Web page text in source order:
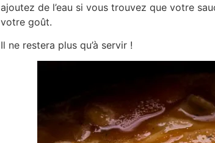
ajoutez de l’eau si vous trouvez que votre
votre goût.
Il ne restera plus qu’à servir !